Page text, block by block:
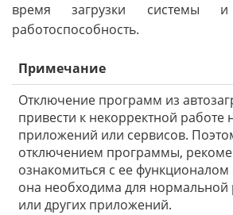
время загрузки системы
работоспособность.
Примечание
Отключение программ из
привести к некорректной работе
приложений или сервисов.
отключением программы,
ознакомиться с ее функционалом
она необходима для нормальной
или других приложений.